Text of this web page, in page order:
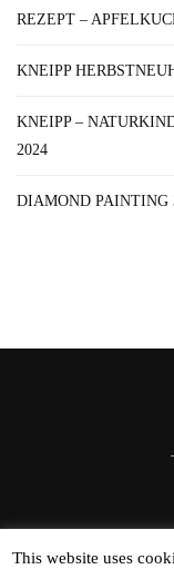
REZEPT –
KNEIPP
KNEIPP –
2024
DIAMOND PAINTING
This website uses